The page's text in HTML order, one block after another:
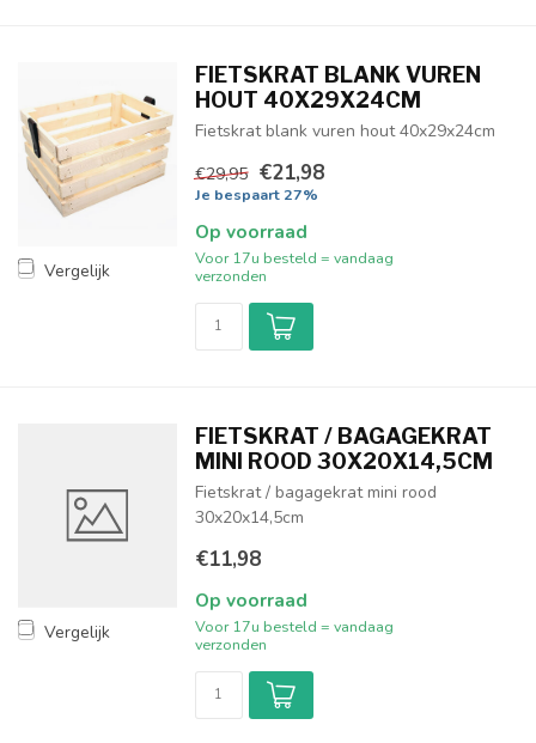
Vergelijk
FIETSKRAT BLANK VUREN
HOUT 40X29X24CM
Fietskrat blank vuren hout 40x29x24cm
€29,95 €21,98
Je bespaart 27%
Op voorraad
Voor 17u besteld = vandaag
verzonden
Vergelijk
FIETSKRAT / BAGAGEKRAT
MINI ROOD 30X20X14,5CM
Fietskrat / bagagekrat mini rood
30x20x14,5cm
€11,98
Op voorraad
Voor 17u besteld = vandaag
verzonden